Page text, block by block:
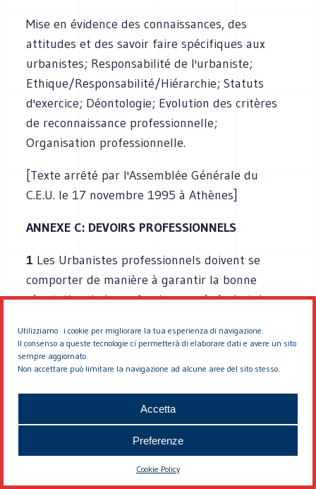
Utilizziamo i cookie per migliorare la tua esperienza di navigazione.
Il consenso a queste tecnologie ci permetterà di elaborare dati e avere un sito
sempre aggiornato.
Non accettare può limitare la navigazione ad alcune aree del sito stesso.
Accetta
Preferenze
Cookie Policy
Mise en évidence des connaissances, des
attitudes et des savoir faire spécifiques aux
urbanistes; Responsabilité de l'urbaniste;
Ethique/Responsabilité/Hiérarchie; Statuts
d'exercice; Déontologie; Evolution des critères
de reconnaissance professionnelle;
Organisation professionnelle.
[Texte arrêté par l'Assemblée Générale du
C.E.U. le 17 novembre 1995 à Athènes]
ANNEXE C: DEVOIRS PROFESSIONNELS
1 Les Urbanistes professionnels doivent se
comporter de manière à garantir la bonne
réputation de la profession en général et de
doivent respecter et défendre l'éthique et les
règles professionnelles en vigeur dans les
divers Instituts et Associations de chacun des
Etats membres dans lesquels ils remplissent
de ses propres règles de conduite